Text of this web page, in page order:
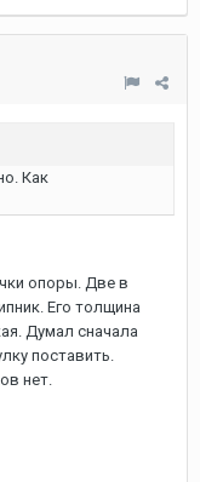
Как
опоры. Две в
Его толщина
Думал сначала
поставить.
нет.